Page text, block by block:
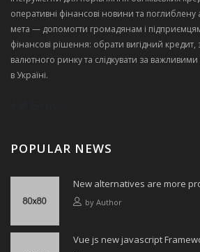
оперативні фінансові новини та
мета — допомогти громадянам і
фінансові рішення: обрати вигідний кредит,
валютного ринку та слідкувати за
в Україні.
POPULAR NEWS
New alternatives are more
by Author
Vue js new javascript